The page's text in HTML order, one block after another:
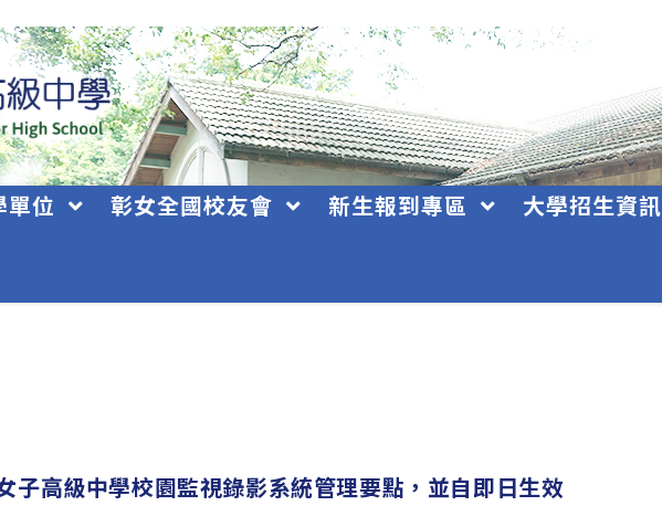
單位 彰女全國校友會 新生報到專區 大學招生資訊
子高級中學校園監視錄影系統管理要點，並自即日生效